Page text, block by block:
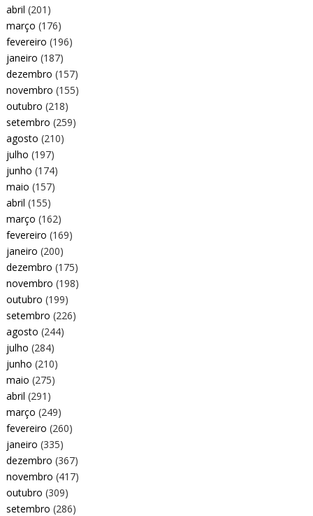
abril (201)
março (176)
fevereiro (196)
janeiro (187)
dezembro (157)
novembro (155)
outubro (218)
setembro (259)
agosto (210)
julho (197)
junho (174)
maio (157)
abril (155)
março (162)
fevereiro (169)
janeiro (200)
dezembro (175)
novembro (198)
outubro (199)
setembro (226)
agosto (244)
julho (284)
junho (210)
maio (275)
abril (291)
março (249)
fevereiro (260)
janeiro (335)
dezembro (367)
novembro (417)
outubro (309)
setembro (286)